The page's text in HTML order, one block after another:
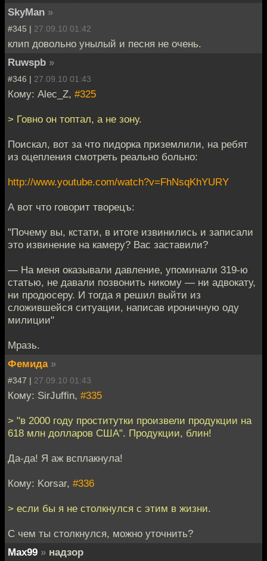
SkyMan »
#345 | 27.09.10 01:42
клип довольно унылый и песня не очень.
Ruwspb »
#346 | 27.09.10 01:43
Кому: Alec_Z, #325
> Говно он топтал, а не зону.
Поискал, вот за что пидорка приземлили, на ребят
из оцепления смотреть реально больно:
http://www.youtube.com/watch?v=FhNsqKhYURY
А вот что говорит творецъ:
"Почему вы, кстати, в итоге извинились и записали
это извинение на камеру? Вас заставили?
— На меня оказывали давление, упоминали 319-ю
статью, не давали позвонить никому — ни адвокату,
ни продюсеру. И тогда я решил выйти из
сложившейся ситуации, написав ироничную оду
милиции"
Мразь.
Фемида »
#347 | 27.09.10 01:43
Кому: SirJuffin, #335
> "в 2000 году проститутки произвели продукции на
618 млн долларов США". Продукции, блин!
Да-да! Я аж всплакнула!
Кому: Korsar, #336
> если бы я не столкнулся с этим в жизни.
С чем ты столкнулся, можно уточнить?
Max99 » надзор